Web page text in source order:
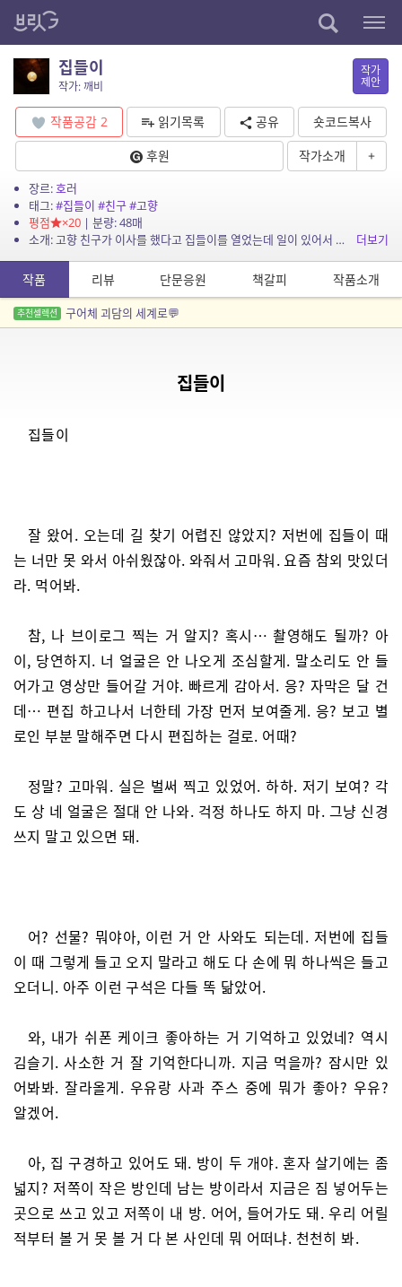
집들이
작가: 깨비
작가
제안
작품공감 2 읽기목록 공유
숏코드복사
후원
작가소개 +
장르:호러
태그:#집들이 #친구#고향
평점
×20| 분량: 48매
소개: 고향 친구가 이사를 했다고 집들이를 열었는데 일이 있어서 가지 못했다. 오랜만에 모이는 자리였는데 미안해진 슬기는 선물을 사서 친구를 보러 가는데…
더보기
작품 리뷰 단문응원 책갈피 작품소개
추천셀렉션 구어체 괴담의 세계로💬
집들이
집들이
잘 왔어. 오는데 길 찾기 어렵진 않았지? 저번에 집들이 때
는 너만 못 와서 아쉬웠잖아. 와줘서 고마워. 요즘 참외 맛있더
라. 먹어봐.
참, 나 브이로그 찍는 거 알지? 혹시… 촬영해도 될까? 아
이, 당연하지. 너 얼굴은 안 나오게 조심할게. 말소리도 안 들
어가고 영상만 들어갈 거야. 빠르게 감아서. 응? 자막은 달 건
데… 편집 하고나서 너한테 가장 먼저 보여줄게. 응? 보고 별
로인 부분 말해주면 다시 편집하는 걸로. 어때?
정말? 고마워. 실은 벌써 찍고 있었어. 하하. 저기 보여? 각
도 상 네 얼굴은 절대 안 나와. 걱정 하나도 하지 마. 그냥 신경
쓰지 말고 있으면 돼.
어? 선물? 뭐야아, 이런 거 안 사와도 되는데. 저번에 집들
이 때 그렇게 들고 오지 말라고 해도 다 손에 뭐 하나씩은 들고
오더니. 아주 이런 구석은 다들 똑 닮았어.
와, 내가 쉬폰 케이크 좋아하는 거 기억하고 있었네? 역시
김슬기. 사소한 거 잘 기억한다니까. 지금 먹을까? 잠시만 있
어봐봐. 잘라올게. 우유랑 사과 주스 중에 뭐가 좋아? 우유?
알겠어.
아, 집 구경하고 있어도 돼. 방이 두 개야. 혼자 살기에는 좀
넓지? 저쪽이 작은 방인데 남는 방이라서 지금은 짐 넣어두는
곳으로 쓰고 있고 저쪽이 내 방. 어어, 들어가도 돼. 우리 어릴
적부터 볼 거 못 볼 거 다 본 사인데 뭐 어떠냐. 천천히 봐.